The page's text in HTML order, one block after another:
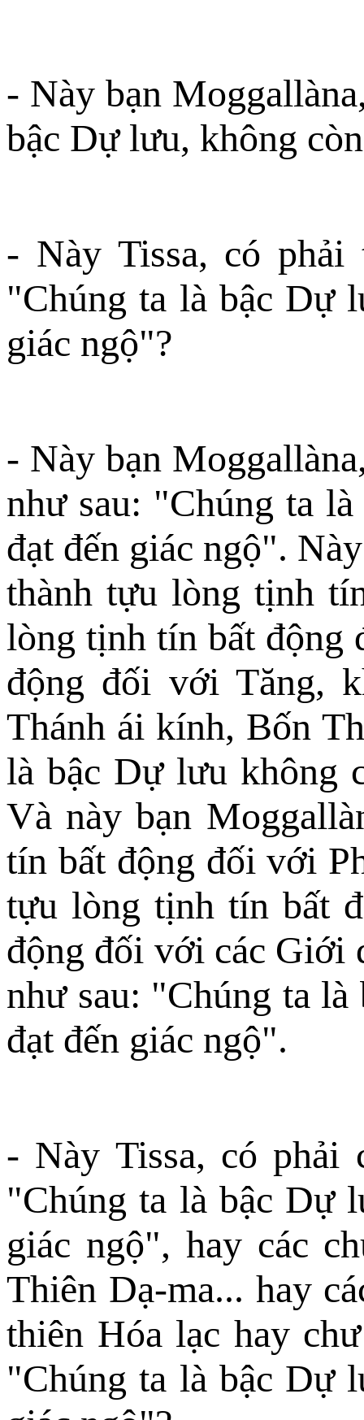
- Này bạn
bậc Dự lưu, không
- Này Tissa, có
"Chúng ta là bậc Dự
giác ngộ"?
- Này bạn
như sau: "Chúng ta
đạt đến giác ngộ".
thành tựu lòng tịnh
lòng tịnh tín bất động
động đối với Tăng,
Thánh ái kính, Bốn
là bậc Dự lưu không
Và này bạn
tín bất động đối với
tựu lòng tịnh tín bất
động đối với các Giới
như sau: "Chúng ta
đạt đến giác ngộ".
- Này Tissa, có
"Chúng ta là bậc Dự
giác ngộ", hay các
Thiên Dạ-ma... hay
thiên Hóa lạc hay
"Chúng ta là bậc Dự